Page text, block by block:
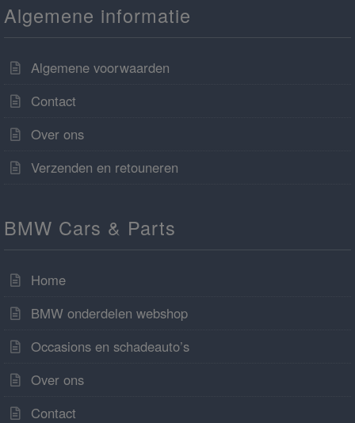
Algemene informatie
Algemene voorwaarden
Contact
Over ons
Verzenden en retouneren
BMW Cars & Parts
Home
BMW onderdelen webshop
Occasions en schadeauto’s
Over ons
Contact